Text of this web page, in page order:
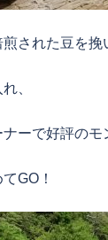
された豆を挽
、
ーで好評のモ
GO！